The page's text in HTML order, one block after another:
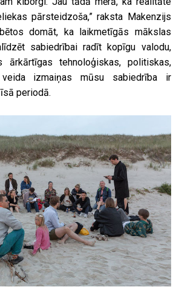
pārsteidzoša,” raksta Makenzijs
domāt, ka laikmetīgās mākslas
sabiedrībai radīt kopīgu valodu,
ārkārtīgas tehnoloģiskas, politiskas,
izmaiņas mūsu sabiedrība ir
periodā.